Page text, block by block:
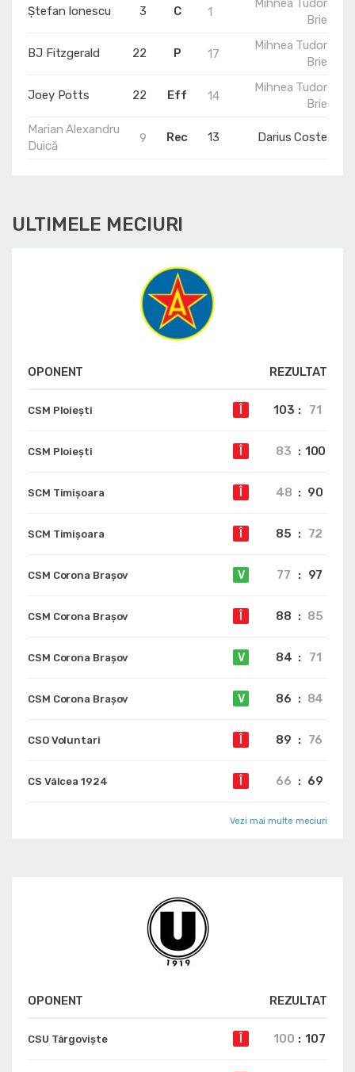
Ștefan Ionescu 3 C 1
Mihnea Tudor
Brie
BJ Fitzgerald 22 P 17
Mihnea Tudor
Brie
Joey Potts 22 Eff 14
Mihnea Tudor
Brie
Marian Alexandru
Duică
9 Rec 13 Darius Coste
ULTIMELE MECIURI
OPONENT REZULTAT
CSM Ploiești 103 : 71
CSM Ploiești 83 : 100
SCM Timișoara 48 : 90
SCM Timișoara 85 : 72
CSM Corona Braşov V 77 : 97
CSM Corona Braşov 88 : 85
CSM Corona Braşov V 84 : 71
CSM Corona Braşov V 86 : 84
CSO Voluntari 89 : 76
CS Vâlcea 1924 66 : 69
Vezi mai multe meciuri
OPONENT REZULTAT
CSU Târgoviște 100 : 107